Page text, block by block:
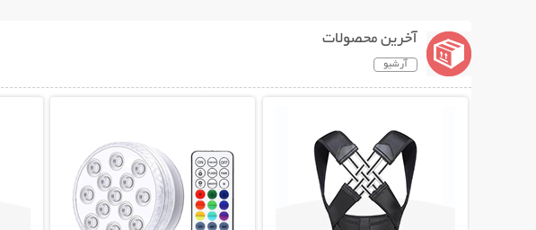
آخرین محصولات
آرشیو